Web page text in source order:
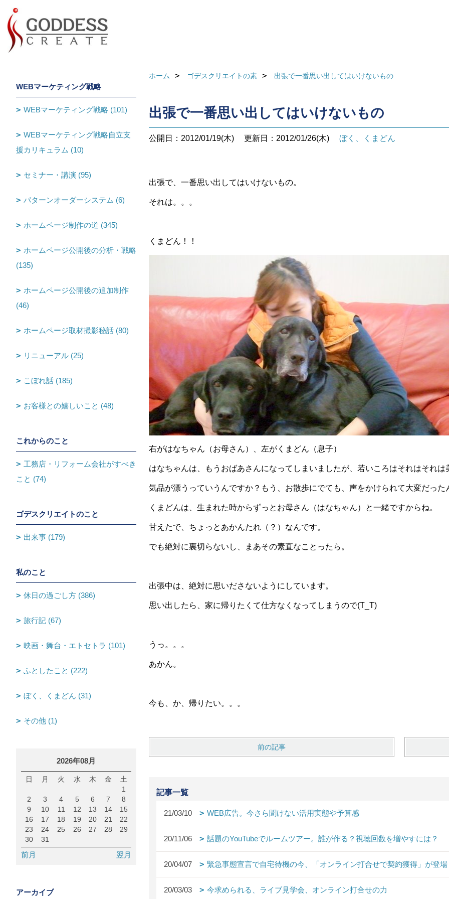
ホーム ゴデスクリエイトの素 出張で一番思い出してはいけないもの
出張で一番思い出してはいけないもの
公開日：2012/01/19(木) 更新日：2012/01/26(木) ぼく、くまどん
出張で、一番思い出してはいけないもの。
それは。。。
くまどん！！
右がはなちゃん（お母さん）、左がくまどん（息子）
はなちゃんは、もうおばあさんになってしまいましたが、若いころはそれはそれは
気品が漂うっていうんですか？もう、お散歩にでても、声をかけられて大変だった
くまどんは、生まれた時からずっとお母さん（はなちゃん）と一緒ですからね。
甘えたで、ちょっとあかんたれ（？）なんです。
でも絶対に裏切らないし、まあその素直なことったら。
出張中は、絶対に思いださないようにしています。
思い出したら、家に帰りたくて仕方なくなってしまうので(T_T)
うっ。。。
あかん。
今も、か、帰りたい。。。
前の記事
記事一覧
21/03/10 WEB広告。今さら聞けない活用実態や予算感
20/11/06 話題のYouTubeでルームツアー。誰が作る？視聴回数を増やすには？
20/04/07 緊急事態宣言で自宅待機の今、「オンライン打合せで契約獲得」が登場
20/03/03 今求められる、ライブ見学会、オンライン打合せの力
WEBマーケティング戦略
WEBマーケティング戦略 (101)
WEBマーケティング戦略自立支
援カリキュラム (10)
セミナー・講演 (95)
パターンオーダーシステム (6)
ホームページ制作の道 (345)
ホームページ公開後の分析・戦略
(135)
ホームページ公開後の追加制作
(46)
ホームページ取材撮影秘話 (80)
リニューアル (25)
こぼれ話 (185)
お客様との嬉しいこと (48)
これからのこと
工務店・リフォーム会社がすべき
こと (74)
ゴデスクリエイトのこと
出来事 (179)
私のこと
休日の過ごし方 (386)
旅行記 (67)
映画・舞台・エトセトラ (101)
ふとしたこと (222)
ぼく、くまどん (31)
その他 (1)
2026年08月
日 月 火 水 木 金
土
1
2
3 4 5 6 7
8
9
10 11 12 13 14
15
16
17 18 19 20 21
22
23
24 25 26 27 28
29
30
31
前月 翌月
アーカイブ